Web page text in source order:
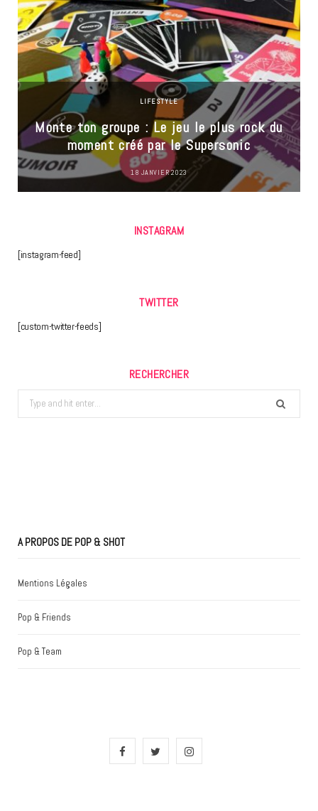
LIFESTYLE
Monte ton groupe : Le jeu le plus rock du
moment créé par le Supersonic
18 JANVIER 2023
INSTAGRAM
[instagram-feed]
TWITTER
[custom-twitter-feeds]
RECHERCHER
Search
for:
A PROPOS DE POP & SHOT
Mentions Légales
Pop & Friends
Pop & Team
F
I